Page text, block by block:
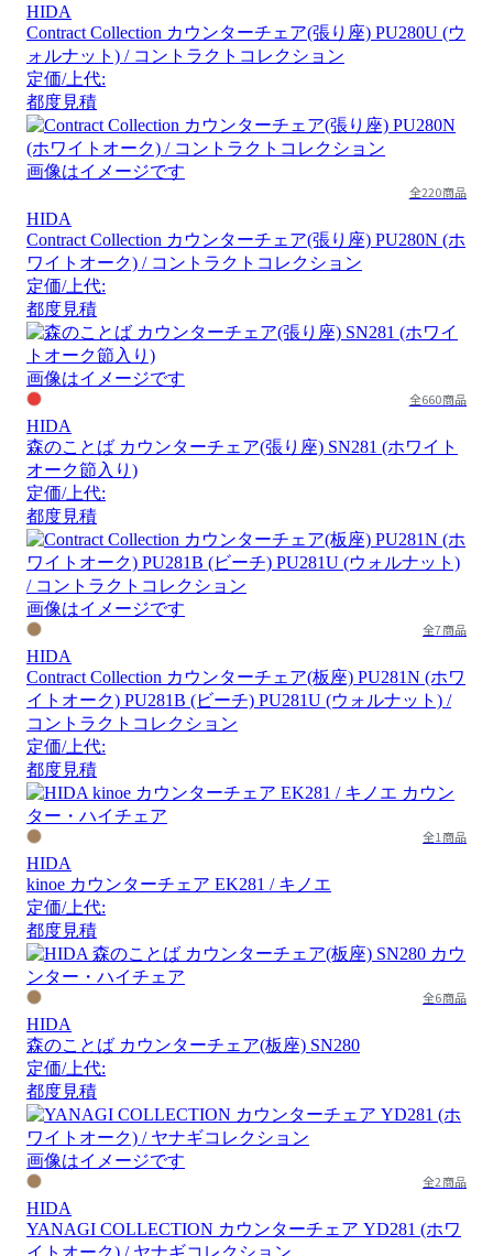
HIDA
Contract Collection カウンターチェア(張り座) PU280U (ウ
ォルナット) / コントラクトコレクション
定価/上代:
都度見積
画像はイメージです
全220商品
HIDA
Contract Collection カウンターチェア(張り座) PU280N (ホ
ワイトオーク) / コントラクトコレクション
定価/上代:
都度見積
画像はイメージです
全660商品
HIDA
森のことば カウンターチェア(張り座) SN281 (ホワイト
オーク節入り)
定価/上代:
都度見積
画像はイメージです
全7商品
HIDA
Contract Collection カウンターチェア(板座) PU281N (ホワ
イトオーク) PU281B (ビーチ) PU281U (ウォルナット) /
コントラクトコレクション
定価/上代:
都度見積
全1商品
HIDA
kinoe カウンターチェア EK281 / キノエ
定価/上代:
都度見積
全6商品
HIDA
森のことば カウンターチェア(板座) SN280
定価/上代:
都度見積
画像はイメージです
全2商品
HIDA
YANAGI COLLECTION カウンターチェア YD281 (ホワ
イトオーク) / ヤナギコレクション